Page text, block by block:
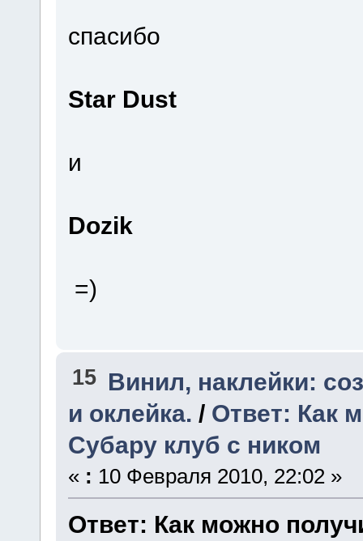
спасибо
Star Dust
и
Dozik
=)
15 Винил, наклейки:
и оклейка. / Ответ: Как
Субару клуб с ником
« : 10 Февраля 2010, 22:02 »
Ответ: Как можно